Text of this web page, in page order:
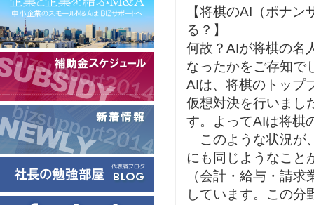
【将棋のAI（ポナ
る？】
何故？AIが将棋の名
なったかをご存知で
AIは、将棋のトップ
仮想対決を行いまし
す。よってAIは将棋
このような状況が
にも同じようなこと
（会計・給与・請
しています。この分